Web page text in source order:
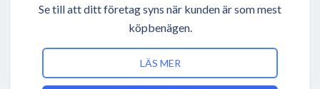
Se till att ditt företag syns när kunden är som mest
köpbenägen.
LÄS MER